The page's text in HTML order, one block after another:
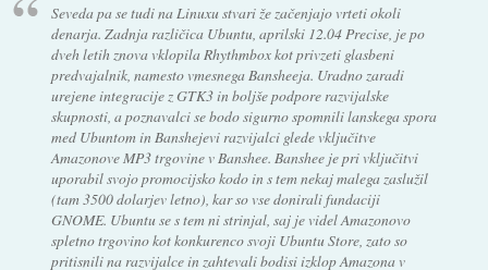
Seveda pa se tudi na Linuxu stvari že začenjajo vrteti okoli
denarja. Zadnja različica Ubuntu, aprilski 12.04 Precise, je po
dveh letih znova vklopila Rhythmbox kot privzeti glasbeni
predvajalnik, namesto vmesnega Bansheeja. Uradno zaradi
urejene integracije z GTK3 in boljše podpore razvijalske
skupnosti, a poznavalci se bodo sigurno spomnili lanskega spora
med Ubuntom in Banshejevi razvijalci glede vključitve
Amazonove MP3 trgovine v Banshee. Banshee je pri vključitvi
uporabil svojo promocijsko kodo in s tem nekaj malega zaslužil
(tam 3500 dolarjev letno), kar so vse donirali fundaciji
GNOME. Ubuntu se s tem ni strinjal, saj je videl Amazonovo
spletno trgovino kot konkurenco svoji Ubuntu Store, zato so
pritisnili na razvijalce in zahtevali bodisi izklop Amazona v